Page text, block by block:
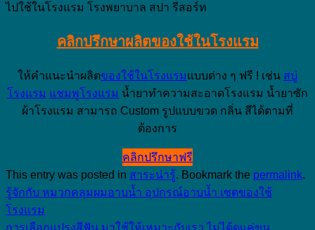
ไปใช้ในโรงแรม โรงพยาบาล สปา รีสอร์ท
คลิกปรึกษาผลิตของใช้ในโรงแรม
ให้คำแนะนำผลิตของใช้ในโรงแรมแบบต่าง ๆ ฟรี ! เช่น สบู่
โรงแรม แชมพูโรงแรม น้ำยาทำความสะอาดโรงแรม น้ำยาซัก
ผ้าโรงแรม สามารถ Custom รูปแบบขวด กลิ่น สีได้ตามที่
ต้องการ
คลิกปรึกษาฟรี
This entry was posted in สาระน่ารู้. Bookmark the permalink.
รู้จักกับ หมวกคลุมผมอาบน้ำ อุปกรณ์อาบน้ำ เซตของใช้
โรงแรม